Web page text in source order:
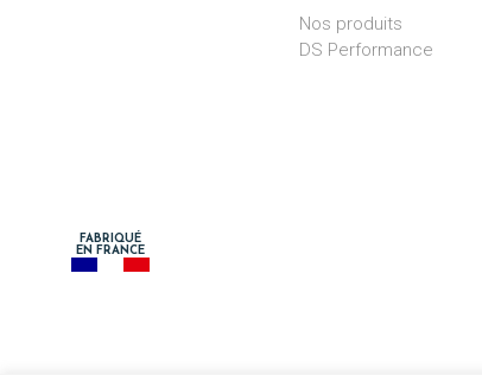
Nos produits
DS Performance
FABRIQUÉ
EN FRANCE